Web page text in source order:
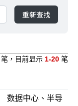
重新查找
笔，目前显示 1-20 笔
数据中心、半导